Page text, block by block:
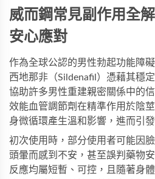
威而鋼常見副作用全
安心應對
作為全球公認的男性勃起功能障
西地那非（Sildenafil）憑藉其穩
協助許多男性重建親密關係中的
效能血管調節劑在精準作用於陰
身微循環產生溫和影響，進而引
初次使用時，部分使用者可能因
頭暈而感到不安，甚至誤判藥物
反應均屬短暫、可控，且隨著身